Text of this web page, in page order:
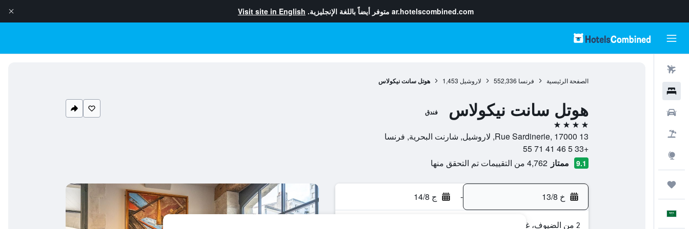
ar.hotelscombined.com متوفر أيضاً باللغة الإنجليزية. Visit site in English
الصفحة الرئيسية فرنسا 552,336 لاروشيل 1,453 هوتل سانت نيكولاس
هوتل سانت نيكولاس فندق
4 نجوم
13 Rue Sardinerie, 17000, لاروشيل, شارنت البحرية, فرنسا
+33 5 46 41 71 55
9.1 ممتاز 4,762 من التقييمات تم التحقق منها
خ 13/8 - ج 14/8
2 من الضيوف، غرفة واحدة